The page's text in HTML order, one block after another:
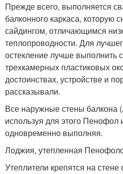
Прежде всего, выполняется
балконного каркаса, которую
сайдингом, отличающимся
теплопроводности. Для
остекление лучше выполнить
трехкамерных пластиковых
достоинствах, устройстве и
рассказывали.
Все наружные стены балкона
используя для этого Пенофол
одновременно выполняя.
Лоджия, утепленная
Утеплители крепятся на